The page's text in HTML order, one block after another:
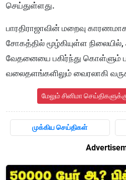
செய்துள்ளது.
பாரதிராஜாவின் மறைவு
சோகத்தில் மூழ்கியுள்ள
வேதனையை பகிர்ந்து கொள்ளும்
வலைதளங்களிலும் வைரலாகி
மேலும் சினிமா
முக்கிய செய்திகள்